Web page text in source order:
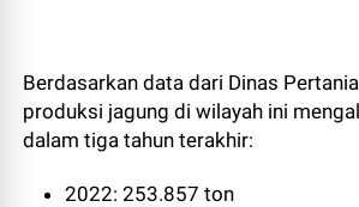
Berdasarkan data dari Dinas
produksi jagung di wilayah ini
dalam tiga tahun terakhir:
2022: 253.857 ton